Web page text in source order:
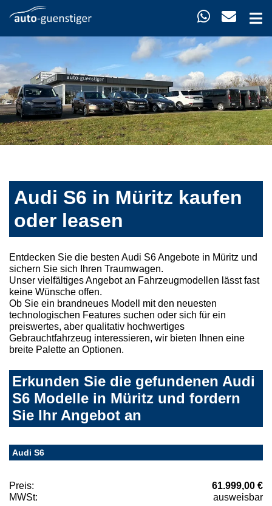
Audi S6 in Müritz kaufen
oder leasen
Entdecken Sie die besten Audi S6 Angebote in Müritz und
sichern Sie sich Ihren Traumwagen.
Unser vielfältiges Angebot an Fahrzeugmodellen lässt fast
keine Wünsche offen.
Ob Sie ein brandneues Modell mit den neuesten
technologischen Features suchen oder sich für ein
preiswertes, aber qualitativ hochwertiges
Gebrauchtfahrzeug interessieren, wir bieten Ihnen eine
breite Palette an Optionen.
Erkunden Sie die gefundenen Audi
S6 Modelle in Müritz und fordern
Sie Ihr Angebot an
Audi S6
Preis:
61.999,00 €
MWSt:
ausweisbar